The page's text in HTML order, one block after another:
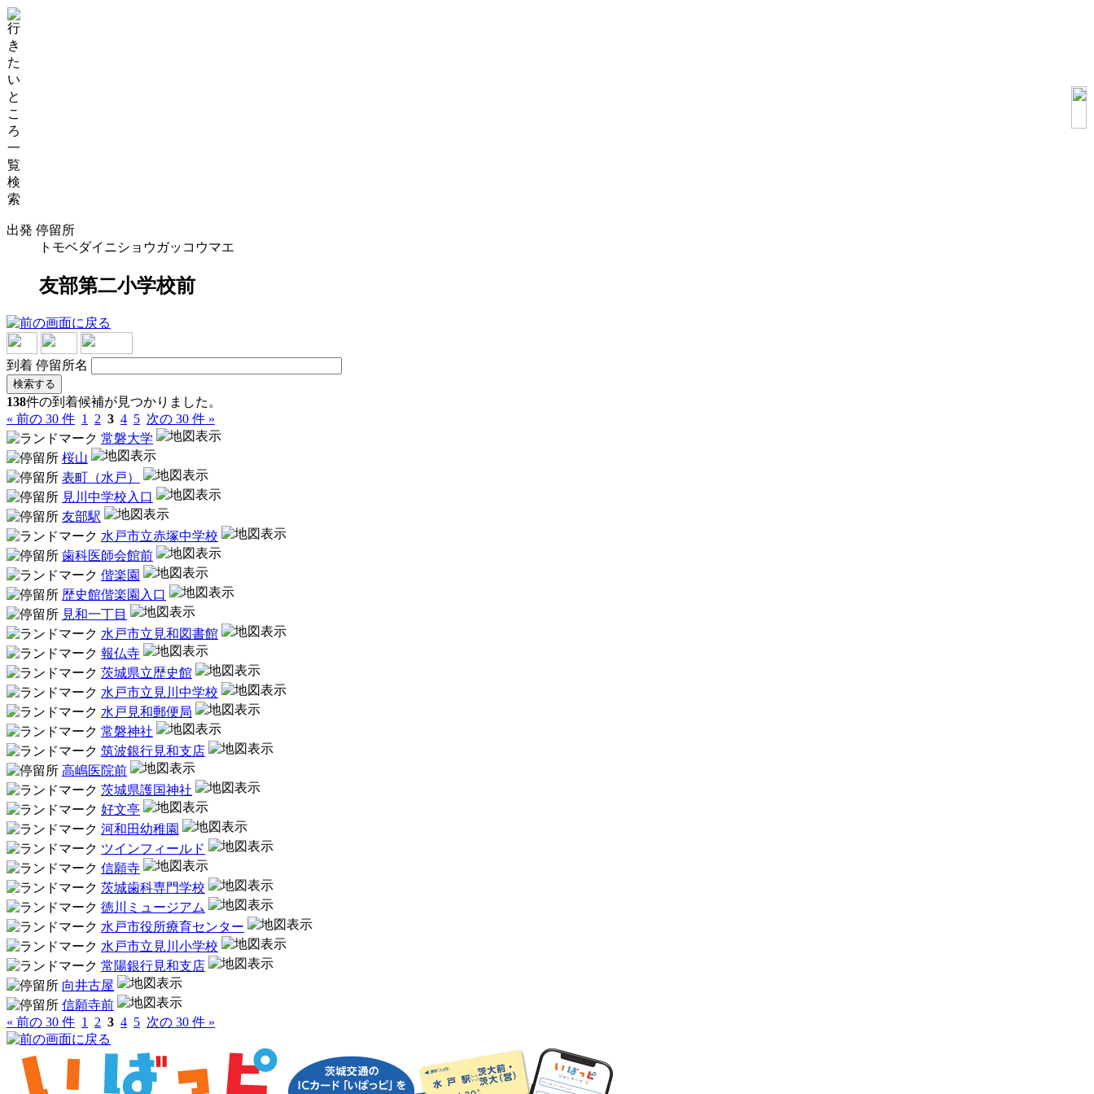
出発 停留所
トモベダイニショウガッコウマエ
友部第二小学校前
到着 停留所名
検索する
138件の到着候補が見つかりました。
« 前の 30 件 1 2 3 4 5 次の 30 件 »
常磐大学
桜山
表町（水戸）
見川中学校入口
友部駅
水戸市立赤塚中学校
歯科医師会館前
偕楽園
歴史館偕楽園入口
見和一丁目
水戸市立見和図書館
報仏寺
茨城県立歴史館
水戸市立見川中学校
水戸見和郵便局
常磐神社
筑波銀行見和支店
高嶋医院前
茨城県護国神社
好文亭
河和田幼稚園
ツインフィールド
信願寺
茨城歯科専門学校
徳川ミュージアム
水戸市役所療育センター
水戸市立見川小学校
常陽銀行見和支店
向井古屋
信願寺前
« 前の 30 件 1 2 3 4 5 次の 30 件 »